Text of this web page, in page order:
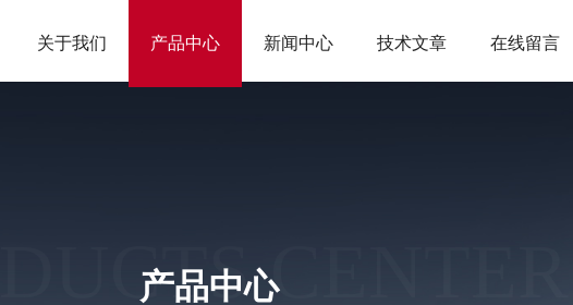
关于我们 产品中心 新闻中心 技术文章 在线留言
CENTER
产品中心